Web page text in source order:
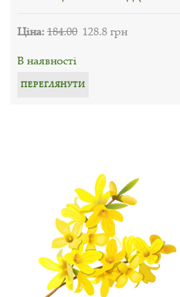
Ціна:184.00 128.8 грн
В наявності
ПЕРЕГЛЯНУТИ